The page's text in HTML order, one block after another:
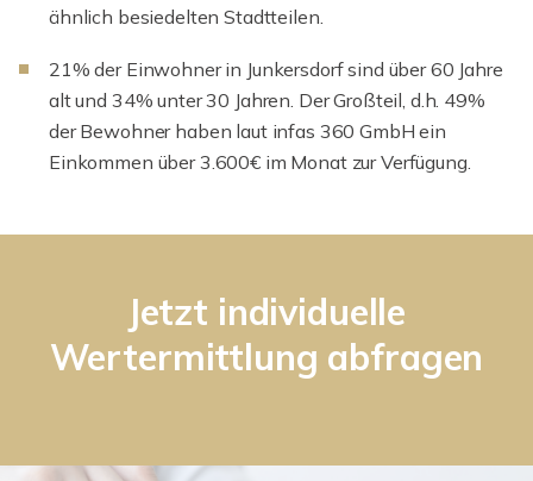
ähnlich besiedelten Stadtteilen.
21% der Einwohner in Junkersdorf sind über 60 Jahre
alt und 34% unter 30 Jahren. Der Großteil, d.h. 49%
der Bewohner haben laut infas 360 GmbH ein
Einkommen über 3.600€ im Monat zur Verfügung.
Jetzt individuelle
Wertermittlung abfragen